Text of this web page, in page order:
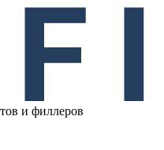
и филлеров